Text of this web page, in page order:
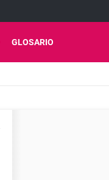
GLOSARIO